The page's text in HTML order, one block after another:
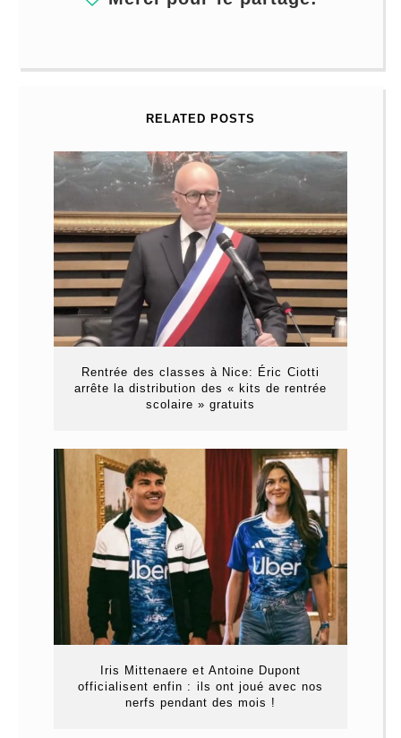
RELATED POSTS
Rentrée des classes à Nice: Éric Ciotti
arrête la distribution des « kits de rentrée
scolaire » gratuits
Iris Mittenaere et Antoine Dupont
officialisent enfin : ils ont joué avec nos
nerfs pendant des mois !